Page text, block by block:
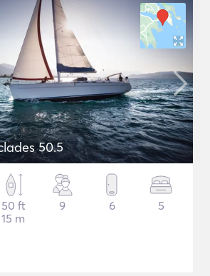
50.5
50 ft
15 m
9 6 5